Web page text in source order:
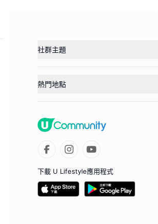
社群主題
熱門地點
下載 U Lifestyle應用程式